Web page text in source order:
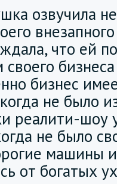
озвучила
что ей
бизнес
не было
реалити-шоу
не было
машины
от богатых